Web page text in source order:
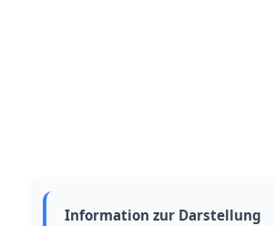
Information zur Darstellung